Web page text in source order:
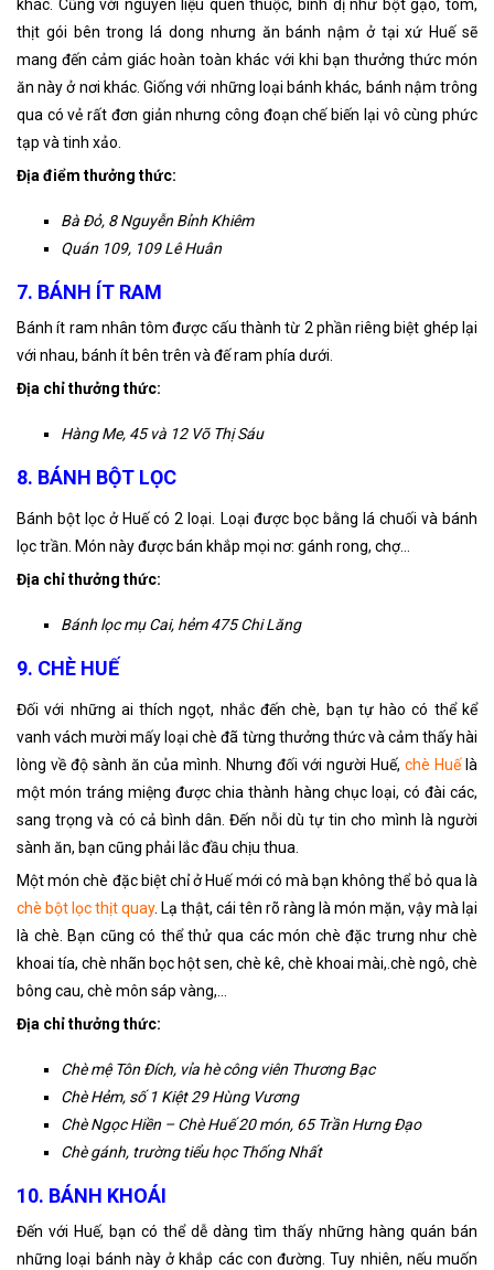
khác. Cũng với nguyên liệu quen thuộc, bình dị như bột gạo, tôm,
thịt gói bên trong lá dong nhưng ăn bánh nậm ở tại xứ Huế sẽ
mang đến cảm giác hoàn toàn khác với khi bạn thưởng thức món
ăn này ở nơi khác. Giống với những loại bánh khác, bánh nậm trông
qua có vẻ rất đơn giản nhưng công đoạn chế biến lại vô cùng phức
tạp và tinh xảo.
Địa điểm thưởng thức:
Bà Đỏ, 8 Nguyễn Bỉnh Khiêm
Quán 109, 109 Lê Huân
7. BÁNH ÍT RAM
Bánh ít ram nhân tôm được cấu thành từ 2 phần riêng biệt ghép lại
với nhau, bánh ít bên trên và đế ram phía dưới.
Địa chỉ thưởng thức:
Hàng Me, 45 và 12 Võ Thị Sáu
8. BÁNH BỘT LỌC
Bánh bột lọc ở Huế có 2 loại. Loại được bọc bằng lá chuối và bánh
lọc trần. Món này được bán khắp mọi nơ: gánh rong, chợ…
Địa chỉ thưởng thức:
Bánh lọc mụ Cai, hẻm 475 Chi Lăng
9. CHÈ HUẾ
Đối với những ai thích ngọt, nhắc đến chè, bạn tự hào có thể kể
vanh vách mười mấy loại chè đã từng thưởng thức và cảm thấy hài
lòng về độ sành ăn của mình. Nhưng đối với người Huế, chè Huếlà
một món tráng miệng được chia thành hàng chục loại, có đài các,
sang trọng và có cả bình dân. Đến nỗi dù tự tin cho mình là người
sành ăn, bạn cũng phải lắc đầu chịu thua.
Một món chè đặc biệt chỉ ở Huế mới có mà bạn không thể bỏ qua là
chè bột lọc thịt quay. Lạ thật, cái tên rõ ràng là món mặn, vậy mà lại
là chè. Bạn cũng có thể thử qua các món chè đặc trưng như chè
khoai tía, chè nhãn bọc hột sen, chè kê, chè khoai mài,.chè ngô, chè
bông cau, chè môn sáp vàng,…
Địa chỉ thưởng thức:
Chè mệ Tôn Đích, vỉa hè công viên Thương Bạc
Chè Hẻm, số 1 Kiệt 29 Hùng Vương
Chè Ngọc Hiền – Chè Huế 20 món, 65 Trần Hưng Đạo
Chè gánh, trường tiểu học Thống Nhất
10. BÁNH KHOÁI
Đến với Huế, bạn có thể dễ dàng tìm thấy những hàng quán bán
những loại bánh này ở khắp các con đường. Tuy nhiên, nếu muốn